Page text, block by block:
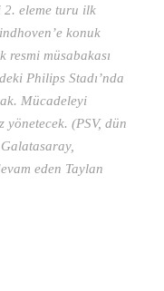
2. eleme turu ilk
konuk
müsabakası
Philips Stadı’nda
Mücadeleyi
(PSV, dün
eden Taylan